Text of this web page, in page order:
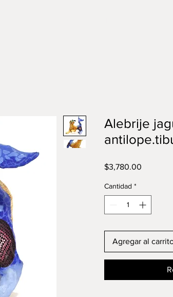
Alebrije
$3,780.00
Cantidad *
Agregar al